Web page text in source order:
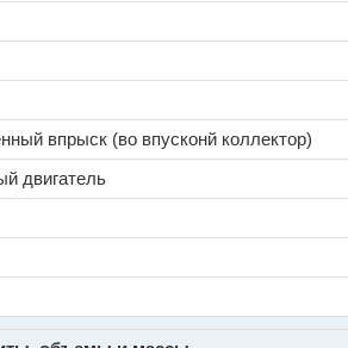
впрыск (во впусконй коллектор)
двигатель